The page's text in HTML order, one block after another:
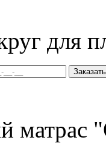
для
Заказать